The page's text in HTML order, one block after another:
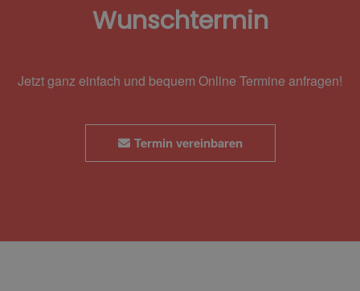
Wunschtermin
Jetzt ganz einfach und bequem Online Termine anfragen!
Termin vereinbaren